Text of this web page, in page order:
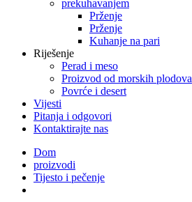
prekuhavanjem
Prženje
Prženje
Kuhanje na pari
Riješenje
Perad i meso
Proizvod od morskih plodova
Povrće i desert
Vijesti
Pitanja i odgovori
Kontaktirajte nas
Dom
proizvodi
Tijesto i pečenje